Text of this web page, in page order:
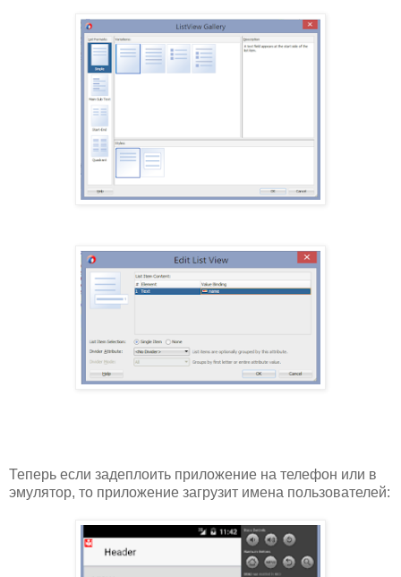
Теперь если задеплоить приложение на телефон или в
эмулятор, то приложение загрузит имена пользователей: